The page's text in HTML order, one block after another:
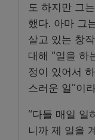
도 하지만 그
했다. 아마 그
살고 있는 창
대해 “일을 하
정이 있어서
스러운 일”이
“다들 매일 일
니까 제 일을